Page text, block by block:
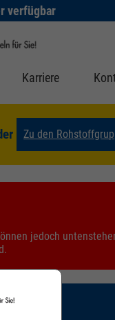
verfügbar
Karriere
Zu den
jedoch